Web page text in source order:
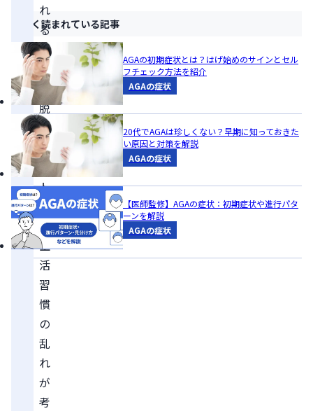
れ
る
要
因
は、
脱
毛
症、
ス
ト
レ
ス、
生
活
習
慣
の
乱
れ
が
考
よく読まれている記事
AGAの初期症状とは？はげ始めのサインとセル
フチェック方法を紹介
AGAの症状
20代でAGAは珍しくない？早期に知っておきた
い原因と対策を解説
AGAの症状
【医師監修】AGAの症状：初期症状や進行パタ
ーンを解説
AGAの症状